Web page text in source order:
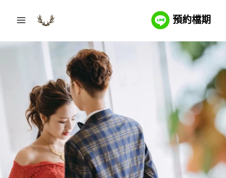
content
預約檔期